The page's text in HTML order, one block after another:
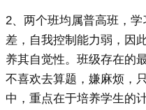
2、两个班均属普高班，
差，自我控制能力弱，因
养其自觉性。班级存在的
不喜欢去算题，嫌麻烦，
中，重点在于培养学生的